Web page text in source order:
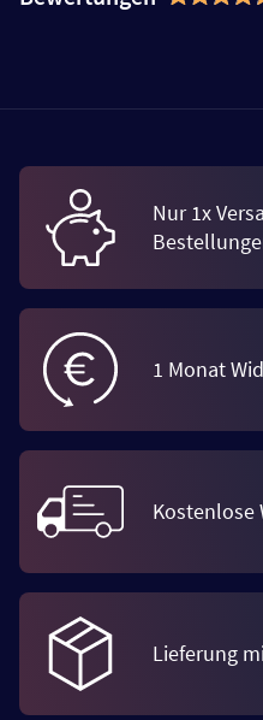
Nur 1x
1 Monat
Kostenlose
Lieferung